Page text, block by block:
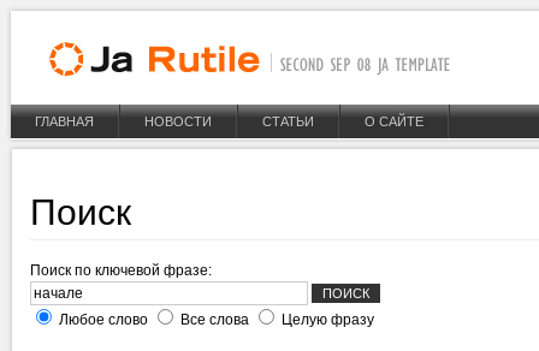
ГЛАВНАЯ НОВОСТИ СТАТЬИ О САЙТЕ
Поиск
Поиск по ключевой фразе:
Любое слово Все слова Целую фразу